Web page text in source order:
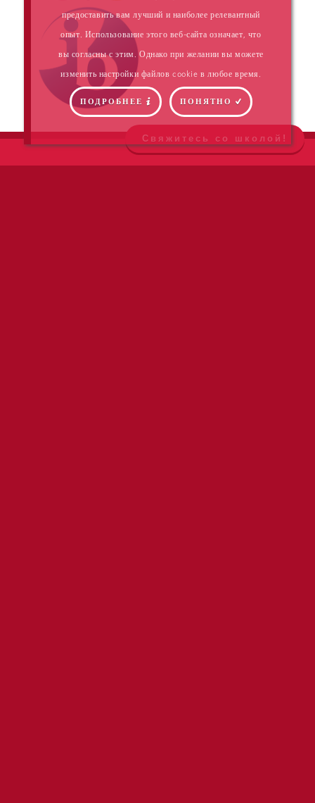
Свяжитесь со школой!
предоставить вам лучший и наиболее релевантный
опыт. Использование этого веб-сайта означает, что
вы согласны с этим. Однако при желании вы можете
изменить настройки файлов cookie в любое время.
ПОДРОБНЕЕ ПОНЯТНО